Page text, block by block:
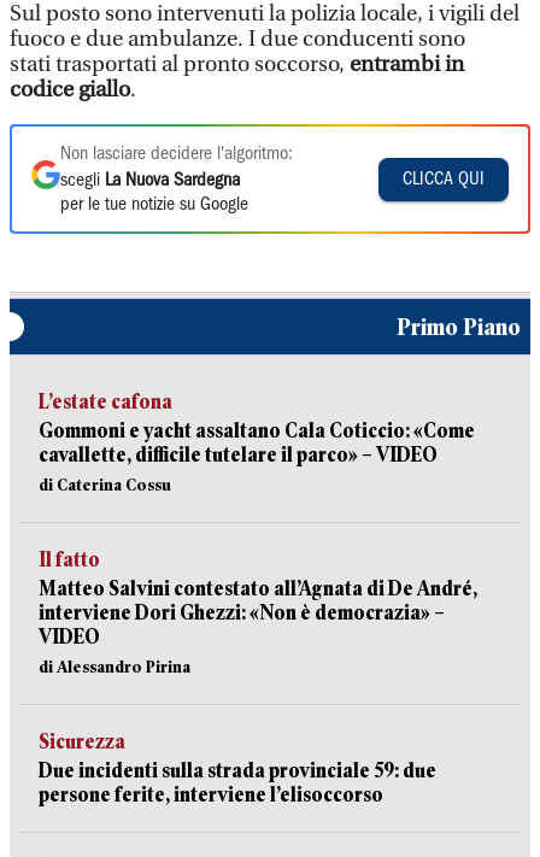
Sul posto sono intervenuti la polizia locale, i vigili del
fuoco e due ambulanze. I due conducenti sono
stati trasportati al pronto soccorso, entrambi in
codice giallo.
Non lasciare decidere l'algoritmo:
scegli La Nuova Sardegna
per le tue notizie su Google
CLICCA QUI
Primo Piano
L’estate cafona
Gommoni e yacht assaltano Cala Coticcio: «Come
cavallette, difficile tutelare il parco» – VIDEO
di Caterina Cossu
Il fatto
Matteo Salvini contestato all’Agnata di De André,
interviene Dori Ghezzi: «Non è democrazia» –
VIDEO
di Alessandro Pirina
Sicurezza
Due incidenti sulla strada provinciale 59: due
persone ferite, interviene l’elisoccorso